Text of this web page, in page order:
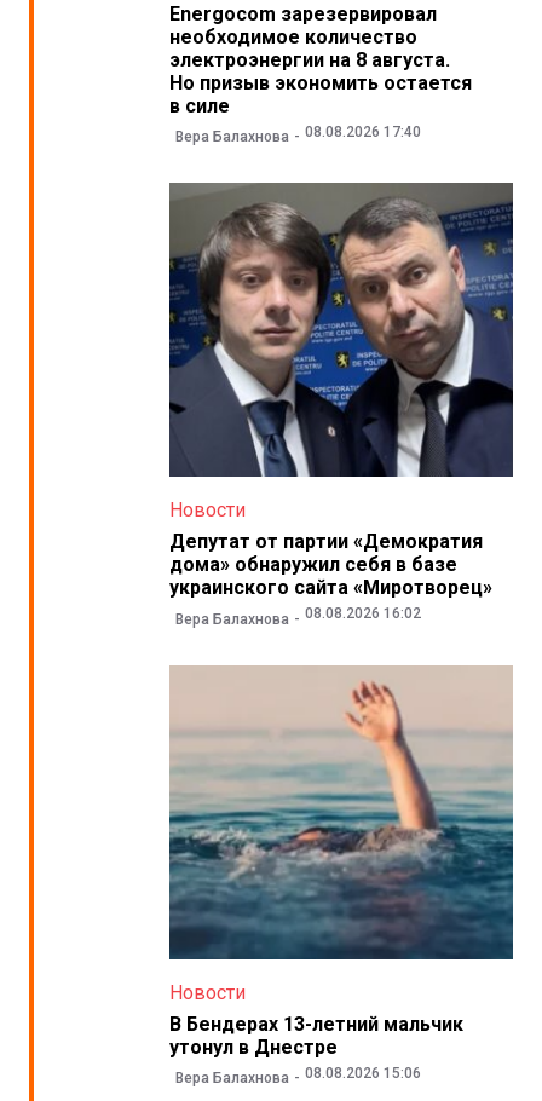
Energocom зарезервировал
необходимое количество
электроэнергии на 8 августа.
Но призыв экономить остается
в силе
Вера Балахнова 08.08.2026 17:40
Новости
Депутат от партии «Демократия
дома» обнаружил себя в базе
украинского сайта «Миротворец»
Вера Балахнова 08.08.2026 16:02
Новости
В Бендерах 13-летний мальчик
утонул в Днестре
Вера Балахнова 08.08.2026 15:06